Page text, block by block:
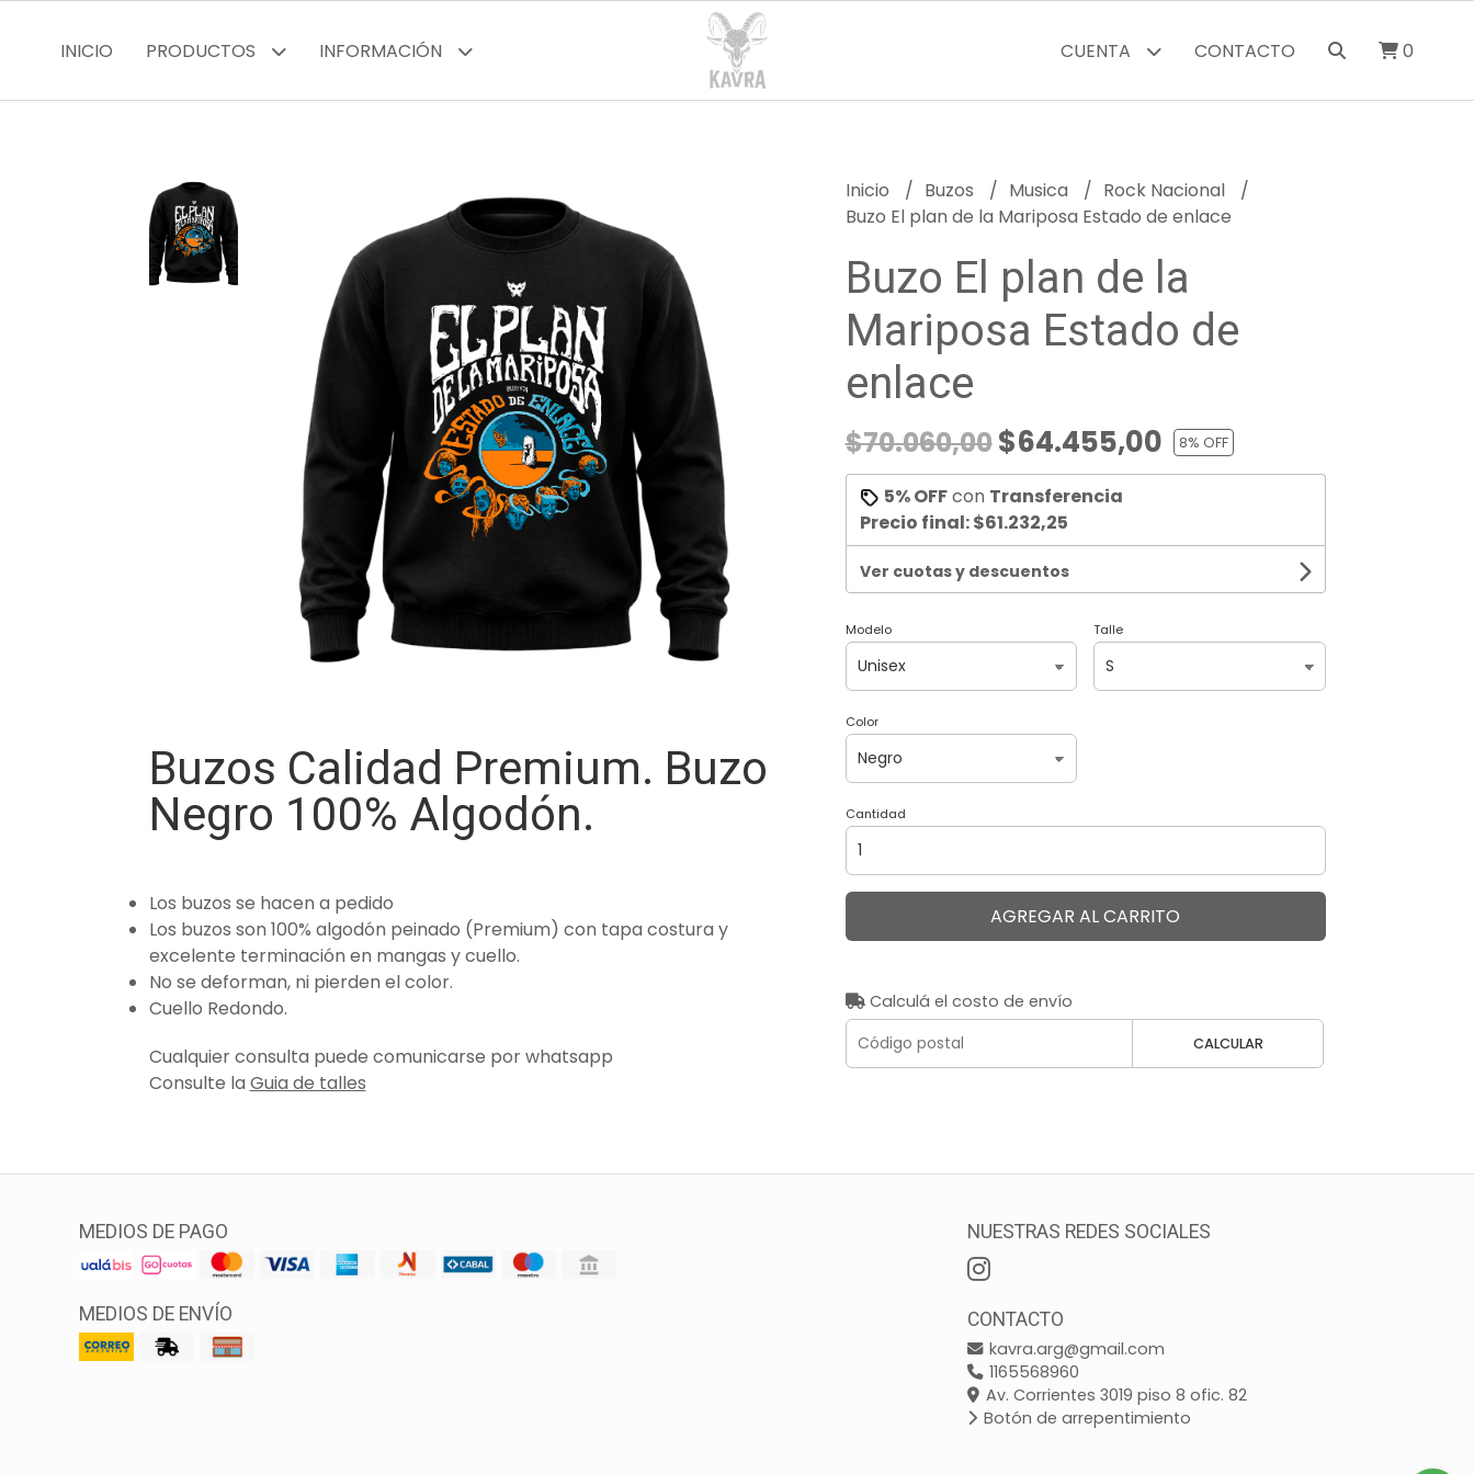
INICIO PRODUCTOS INFORMACIÓN CUENTA CONTACTO 0
Buzos Calidad Premium. Buzo
Negro 100% Algodón.
Los buzos se hacen a pedido
Los buzos son 100% algodón peinado (Premium) con tapa costura y
excelente terminación en mangas y cuello.
No se deforman, ni pierden el color.
Cuello Redondo.
Cualquier consulta puede comunicarse por whatsapp
Consulte la Guia de talles
Inicio Buzos Musica
Rock Nacional
Buzo El plan de la Mariposa Estado de enlace
Buzo El plan de la
Mariposa Estado de
enlace
$70.060,00$64.455,00 8% OFF
5% OFFcon Transferencia
Precio final:$61.232,25
Ver cuotas y descuentos
Modelo Talle
Color
Cantidad
AGREGAR AL CARRITO
Calculá el costo de envío
CALCULAR
MEDIOS DE PAGO
MEDIOS DE ENVÍO
NUESTRAS REDES SOCIALES
CONTACTO
kavra.arg@gmail.com
1165568960
Av. Corrientes 3019 piso 8 ofic. 82
Botón de arrepentimiento